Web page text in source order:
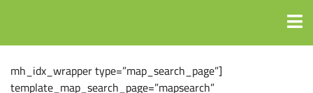
[mh_idx_wrapper type=”map_search_page”
template_map_search_page=”mapsearch”